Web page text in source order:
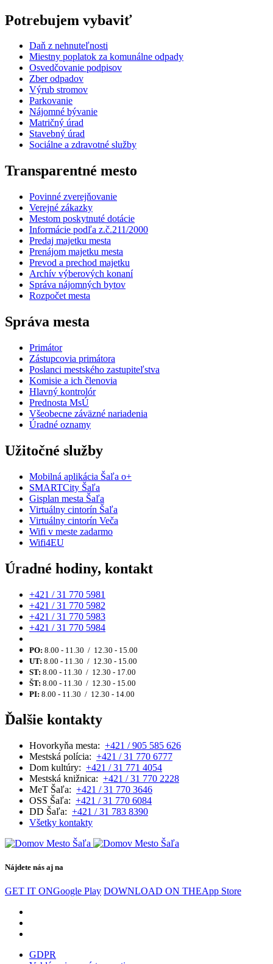
Potrebujem vybaviť
Daň z nehnuteľnosti
Miestny poplatok za komunálne odpady
Osvedčovanie podpisov
Zber odpadov
Výrub stromov
Parkovanie
Nájomné bývanie
Matričný úrad
Stavebný úrad
Sociálne a zdravotné služby
Transparentné mesto
Povinné zverejňovanie
Verejné zákazky
Mestom poskytnuté dotácie
Informácie podľa z.č.211/2000
Predaj majetku mesta
Prenájom majetku mesta
Prevod a prechod majetku
Archív výberových konaní
Správa nájomných bytov
Rozpočet mesta
Správa mesta
Primátor
Zástupcovia primátora
Poslanci mestského zastupiteľstva
Komisie a ich členovia
Hlavný kontrolór
Prednosta MsÚ
Všeobecne záväzné nariadenia
Úradné oznamy
Užitočné služby
Mobilná aplikácia Šaľa o+
SMARTCity Šaľa
Gisplan mesta Šaľa
Virtuálny cintorín Šaľa
Virtuálny cintorín Veča
Wifi v meste zadarmo
Wifi4EU
Úradné hodiny, kontakt
+421 / 31 770 5981
+421 / 31 770 5982
+421 / 31 770 5983
+421 / 31 770 5984
PO: 8.00 - 11.30 / 12.30 - 15.00
UT: 8.00 - 11.30 / 12.30 - 15.00
ST: 8.00 - 11.30 / 12.30 - 17.00
ŠT: 8.00 - 11.30 / 12.30 - 15.00
PI: 8.00 - 11.30 / 12.30 - 14.00
Ďalšie kontakty
Hovorkyňa mesta: +421 / 905 585 626
Mestská polícia: +421 / 31 770 6777
Dom kultúry: +421 / 31 771 4054
Mestská knižnica: +421 / 31 770 2228
MeT Šaľa: +421 / 31 770 3646
OSS Šaľa: +421 / 31 770 6084
DD Šaľa: +421 / 31 783 8390
Všetky kontakty
Nájdete nás aj na
GET IT ONGoogle Play DOWNLOAD ON THEApp Store
GDPR